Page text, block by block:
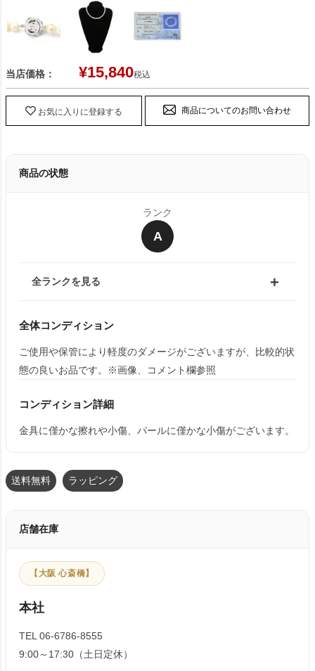
当店価格： ¥15,840税込
お気に入りに登録する 商品についてのお問い合わせ
商品の状態
ランク
A
全ランクを見る
全体コンディション
ご使用や保管により軽度のダメージがございますが、比較的状
態の良いお品です。※画像、コメント欄参照
コンディション詳細
金具に僅かな擦れや小傷、パールに僅かな小傷がございます。
送料無料 ラッピング
店舗在庫
【大阪 心斎橋】
本社
TEL 06-6786-8555
9:00～17:30（土日定休）